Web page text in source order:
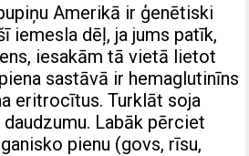
Amerikā ir ģenētiski
iemesla dēļ, ja jums patīk,
iesakām tā vietā lietot
sastāvā ir hemaglutinīns
eritrocītus. Turklāt soja
Labāk pērciet
pienu (govs, rīsu,